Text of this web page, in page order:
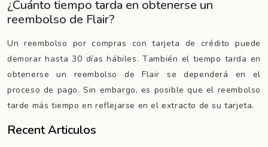
¿Cuánto tiempo tarda en obtenerse un
reembolso de Flair?
Un reembolso por compras con tarjeta de crédito puede
demorar hasta 30 días hábiles. También el tiempo tarda en
obtenerse un reembolso de Flair se dependerá en el
proceso de pago. Sin embargo, es posible que el reembolso
tarde más tiempo en reflejarse en el extracto de su tarjeta.
Recent Articulos